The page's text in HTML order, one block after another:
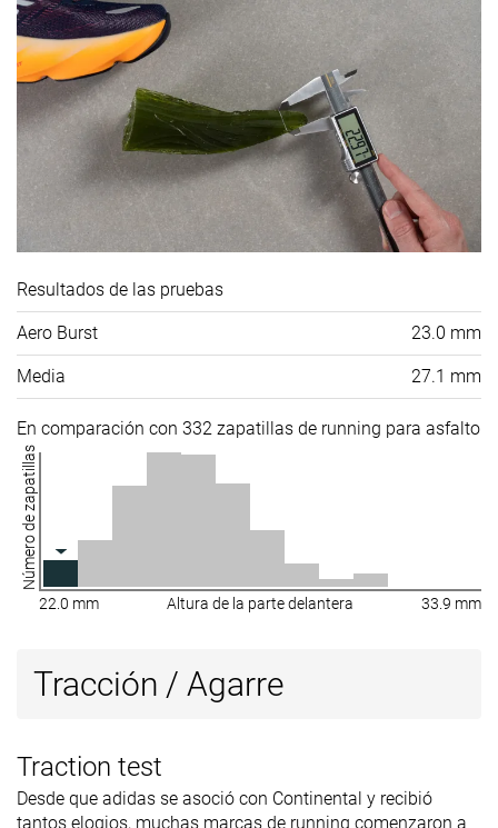
Resultados de las pruebas
Aero Burst 23.0 mm
Media 27.1 mm
En comparación con 332 zapatillas de running para asfalto
Número de zapatillas
22.0 mm Altura de la parte delantera 33.9 mm
Tracción / Agarre
Traction test
Desde que adidas se asoció con Continental y recibió
tantos elogios, muchas marcas de running comenzaron a